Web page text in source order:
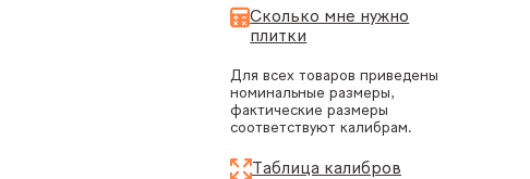
Сколько мне нужно
плитки
Для всех товаров приведены
номинальные размеры,
фактические размеры
соответствуют калибрам.
Таблица калибров